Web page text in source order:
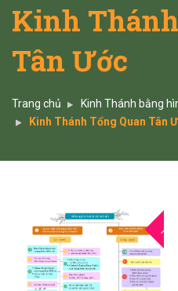
Kinh
Tân Ước
Trang chủ
Kinh Thánh bằng
Kinh Thánh Tổng Quan Tân
THG9